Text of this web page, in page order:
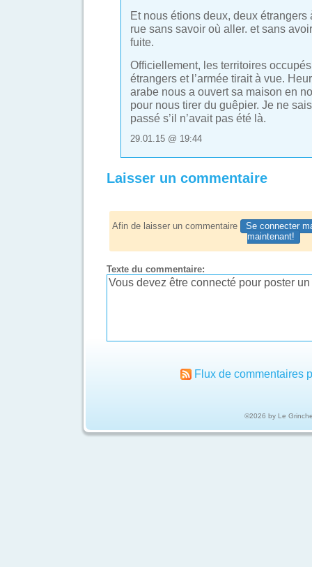
Et nous étions deux, deux
rue sans savoir où aller. et sans
fuite.
Officiellement, les territoires
étrangers et l’armée tirait à vue.
arabe nous a ouvert sa maison en
pour nous tirer du guêpier. Je ne
passé s’il n’avait pas été là.
29.01.15 @ 19:44
Laisser un commentaire
Afin de laisser un commentaire
Se connecter
maintenant!
Texte du commentaire:
Flux de commentaires
©2026 by Le